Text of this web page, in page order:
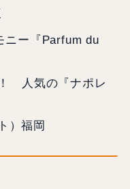
ニー『Parfum du
人気の『ナポレ
）福岡